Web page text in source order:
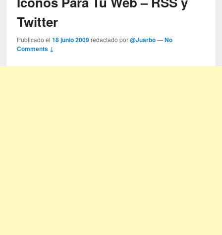
Twitter
Publicado el18 junio 2009 redactado por@Juarbo —No
Comments ↓